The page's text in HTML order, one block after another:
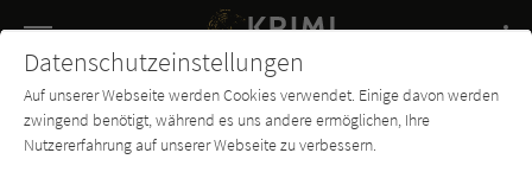
SUCHE
Buch-
Entdecker
Forum Charts
Datenschutzeinstellungen
Auf unserer Webseite werden Cookies verwendet. Einige davon werden
zwingend benötigt, während es uns andere ermöglichen, Ihre
Nutzererfahrung auf unserer Webseite zu verbessern.